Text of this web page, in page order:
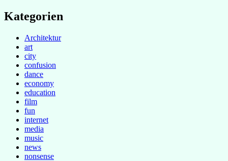
Kategorien
Architektur
art
city
confusion
dance
economy
education
film
fun
internet
media
music
news
nonsense